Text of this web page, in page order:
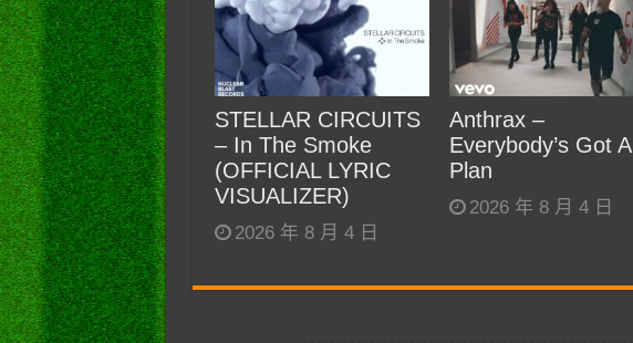
STELLAR CIRCUITS
– In The Smoke
(OFFICIAL LYRIC
VISUALIZER)
2026 年 8 月 4 日
Anthrax –
Everybody’s Got A
Plan
2026 年 8 月 4 日